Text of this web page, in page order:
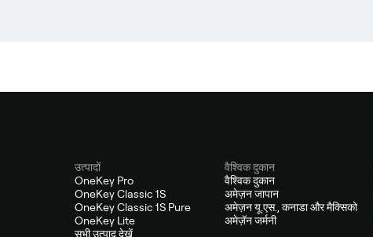
उत्पादों
OneKey Pro
OneKey Classic 1S
OneKey Classic 1S Pure
OneKey Lite
सभी उत्पाद देखें
वैश्विक दुकान
वैश्विक दुकान
अमेज़न जापान
अमेज़न यू.एस., कनाडा और मैक्सिको
अमेज़ॅन जर्मनी